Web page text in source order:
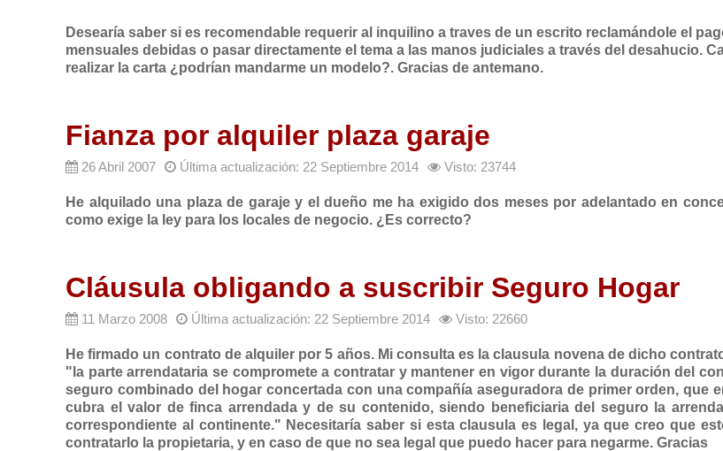
Desearía saber si es recomendable requerir al inquilino a traves de un escrito reclamándole el
mensuales debidas o pasar directamente el tema a las manos judiciales a través del desahucio.
realizar la carta ¿podrían mandarme un modelo?. Gracias de antemano.
Fianza por alquiler plaza garaje
26 Abril 2007 Última actualización: 22 Septiembre 2014 Visto: 23744
He alquilado una plaza de garaje y el dueño me ha exigido dos meses por adelantado en
como exige la ley para los locales de negocio. ¿Es correcto?
Cláusula obligando a suscribir Seguro Hogar
11 Marzo 2008 Última actualización: 22 Septiembre 2014 Visto: 22660
He firmado un contrato de alquiler por 5 años. Mi consulta es la clausula novena de dicho
"la parte arrendataria se compromete a contratar y mantener en vigor durante la duración del
seguro combinado del hogar concertada con una compañía aseguradora de primer orden, que
cubra el valor de finca arrendada y de su contenido, siendo beneficiaria del seguro la
correspondiente al continente." Necesitaría saber si esta clausula es legal, ya que creo que
contratarlo la propietaria, y en caso de que no sea legal que puedo hacer para negarme. Gracias